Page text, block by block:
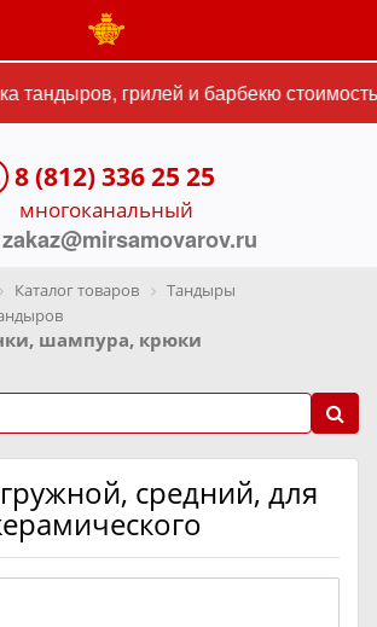
тандыров, грилей и барбекю
8 (812) 336 25 25
многоканальный
Каталог товаров
Тандыры
шампура, крюки
средний, для